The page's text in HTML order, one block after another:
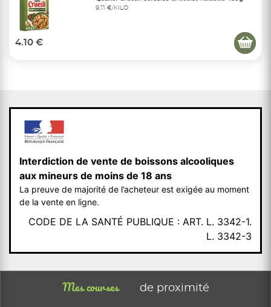
9,11 €/KILO
4.10 €
Interdiction de vente de boissons alcooliques
aux mineurs de moins de 18 ans
La preuve de majorité de l’acheteur est exigée au moment
de la vente en ligne.
CODE DE LA SANTÉ PUBLIQUE : ART. L. 3342-1.
L. 3342-3
Mes courses de proximité